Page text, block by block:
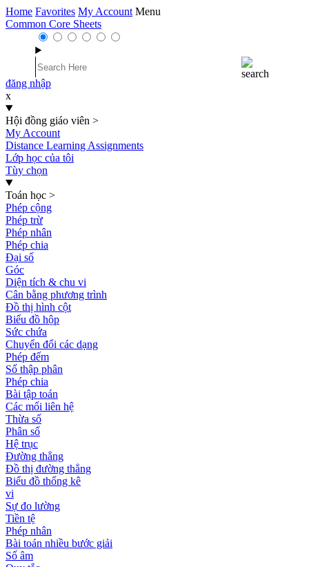
Home Favorites My Account Menu
Common Core Sheets
đăng nhập
x
Hội đồng giáo viên >
My Account
Distance Learning Assignments
Lớp học của tôi
Tùy chọn
Toán học >
Phép cộng
Phép trừ
Phép nhân
Phép chia
Đại số
Góc
Diện tích & chu vi
Cân bằng phương trình
Đồ thị hình cột
Biểu đồ hộp
Sức chứa
Chuyển đổi các dạng
Phép đếm
Số thập phân
Phép chia
Bài tập toán
Các mối liên hệ
Thừa số
Phân số
Hệ trục
Đường thẳng
Đồ thị đường thẳng
Biểu đồ thống kê
vi
Sự đo lường
Tiền tệ
Phép nhân
Bài toán nhiều bước giải
Số âm